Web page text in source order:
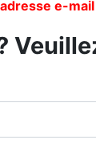
e-